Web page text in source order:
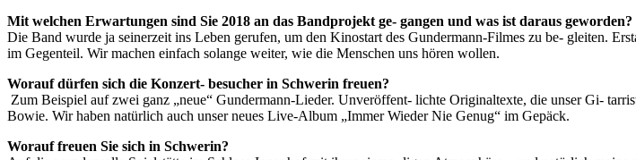
Mit welchen Erwartungen sind Sie 2018 an das Bandprojekt ge- gangen und was ist daraus geworden?
Die Band wurde ja seinerzeit ins Leben gerufen, um den Kinostart des Gundermann-Filmes zu be- gleiten.
im Gegenteil. Wir machen einfach solange weiter, wie die Menschen uns hören wollen.
Worauf dürfen sich die Konzert- besucher in Schwerin freuen?
Zum Beispiel auf zwei ganz „neue“ Gundermann-Lieder. Unveröffent- lichte Originaltexte, die unser Gi-
Bowie. Wir haben natürlich auch unser neues Live-Album „Immer Wieder Nie Genug“ im Gepäck.
Worauf freuen Sie sich in Schwerin?